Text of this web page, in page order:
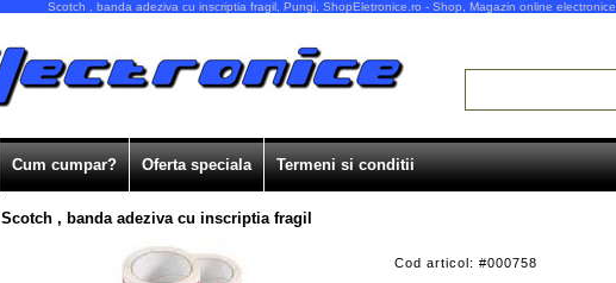
Scotch , banda adeziva cu inscriptia fragil, Pungi, ShopEletronice.ro - Shop, Magazin online electronice
Cum cumpar? Oferta speciala Termeni si conditii
Scotch , banda adeziva cu inscriptia fragil
Cod articol: #000758